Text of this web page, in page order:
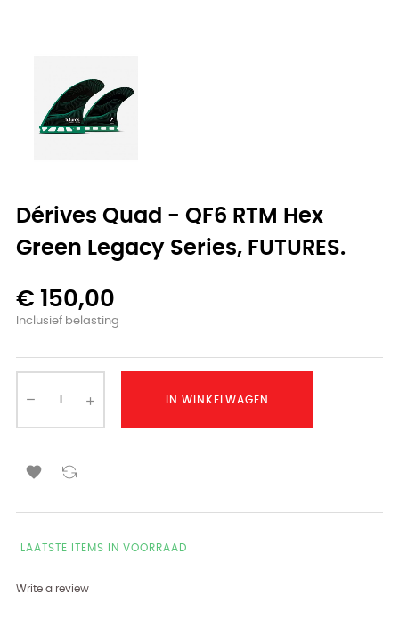
Dérives Quad - QF6 RTM Hex
Green Legacy Series, FUTURES.
€ 150,00
Inclusief belasting
IN WINKELWAGEN

LAATSTE ITEMS IN VOORRAAD
Write a review